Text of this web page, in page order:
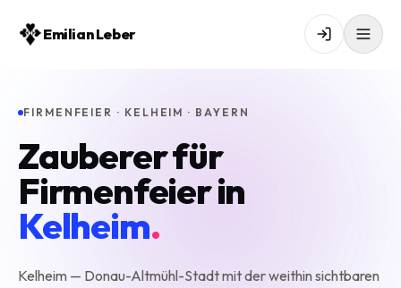
Emilian Leber
FIRMENFEIER · KELHEIM · BAYERN
Zauberer für
Firmenfeier in
Kelheim.
Kelheim — Donau-Altmühl-Stadt mit der weithin sichtbaren